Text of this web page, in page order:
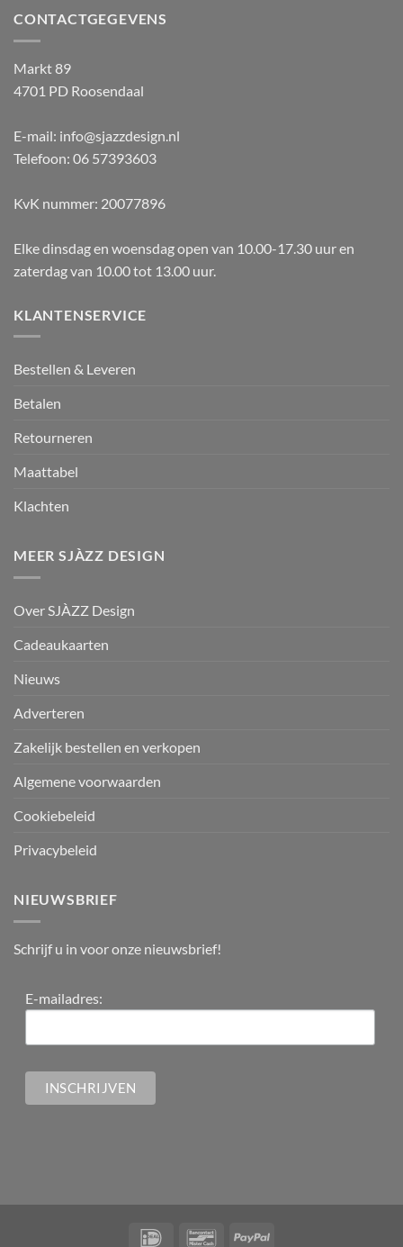
CONTACTGEGEVENS
Markt 89
4701 PD Roosendaal
E-mail: info@sjazzdesign.nl
Telefoon: 06 57393603
KvK nummer: 20077896
Elke dinsdag en woensdag open van 10.00-17.30 uur en
zaterdag van 10.00 tot 13.00 uur.
KLANTENSERVICE
Bestellen & Leveren
Betalen
Retourneren
Maattabel
Klachten
MEER SJÀZZ DESIGN
Over SJÀZZ Design
Cadeaukaarten
Nieuws
Adverteren
Zakelijk bestellen en verkopen
Algemene voorwaarden
Cookiebeleid
Privacybeleid
NIEUWSBRIEF
Schrijf u in voor onze nieuwsbrief!
E-mailadres: